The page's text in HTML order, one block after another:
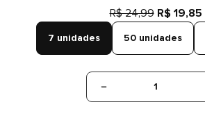
R$ 24,99 R$ 19,85
7 unidades 50 unidades
1